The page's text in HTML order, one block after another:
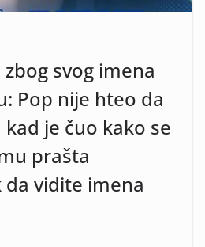
svog imena
Pop nije hteo da
je čuo kako se
prašta
vidite imena